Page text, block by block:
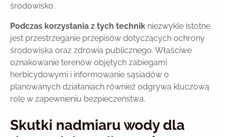
środowisko.
Podczas korzystania z tych technik niezwykle istotne
jest przestrzeganie przepisów dotyczących ochrony
środowiska oraz zdrowia publicznego. Właściwe
oznakowanie terenów objętych zabiegami
herbicydowymi i informowanie sąsiadów o
planowanych działaniach również odgrywa kluczową
rolę w zapewnieniu bezpieczeństwa.
Skutki nadmiaru wody dla